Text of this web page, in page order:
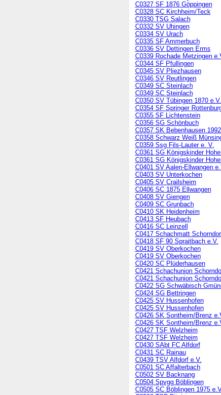
C0327 SF 1876 Göppingen
C0328 SC Kirchheim/Teck
C0330 TSG Salach
C0332 SV Uhingen
C0334 SV Urach
C0335 SF Ammerbuch
C0336 SV Dettingen Erms
C0339 Rochade Metzingen
C0344 SF Pfullingen
C0345 SV Pliezhausen
C0346 SV Reutlingen
C0349 SC Steinlach
C0349 SC Steinlach
C0350 SV Tübingen 1870 e.V.
C0354 SF Springer
C0355 SF Lichtenstein
C0356 SG Schönbuch
C0357 SK Bebenhausen 1992
C0358 Schwarz Weiß
C0359 Ssg Fils-Lauter e. V.
C0361 SG Königskinder
C0361 SG Königskinder
C0401 SV Aalen-Ellwangen
C0403 SV Unterkochen
C0405 SV Crailsheim
C0406 SC 1875 Ellwangen
C0408 SV Giengen
C0409 SC Grunbach
C0410 SK Heidenheim
C0413 SF Heubach
C0416 SC Leinzell
C0417 Schachmatt
C0418 SF 90 Spraitbach e.V.
C0419 SV Oberkochen
C0419 SV Oberkochen
C0420 SC Plüderhausen
C0421 Schachunion
C0421 Schachunion
C0422 SG Schwäbisch
C0424 SG Bettringen
C0425 SV Hussenhofen
C0425 SV Hussenhofen
C0426 SK Sontheim/Brenz
C0426 SK Sontheim/Brenz
C0427 TSF Welzheim
C0427 TSF Welzheim
C0430 SAbt FC Alfdorf
C0431 SC Rainau
C0439 TSV Alfdorf e.V.
C0501 SC Affalterbach
C0502 SV Backnang
C0504 Spvgg Böblingen
C0505 SC Böblingen 1975